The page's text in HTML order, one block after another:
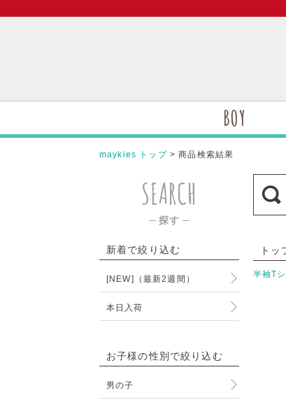
BOY
maykies トップ> 商品検索結果
SEARCH
─ 探す ─
新着で絞り込む
[NEW]（最新2週間）
本日入荷
お子様の性別で絞り込む
男の子
ト
半袖T